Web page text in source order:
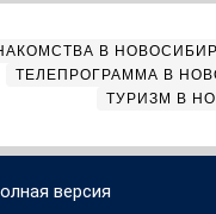
В
ТЕЛЕПРОГРАММА В
ТУРИЗМ В
версия